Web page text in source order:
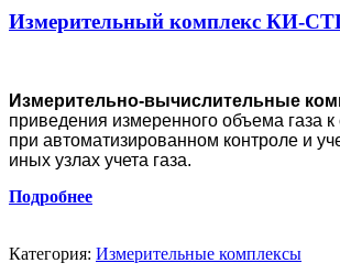
Измерительный комплекс КИ-
Измерительно-вычислительные
приведения измеренного объема газа
при автоматизированном контроле и
иных узлах учета газа.
Подробнее
Категория: Измерительные комплексы